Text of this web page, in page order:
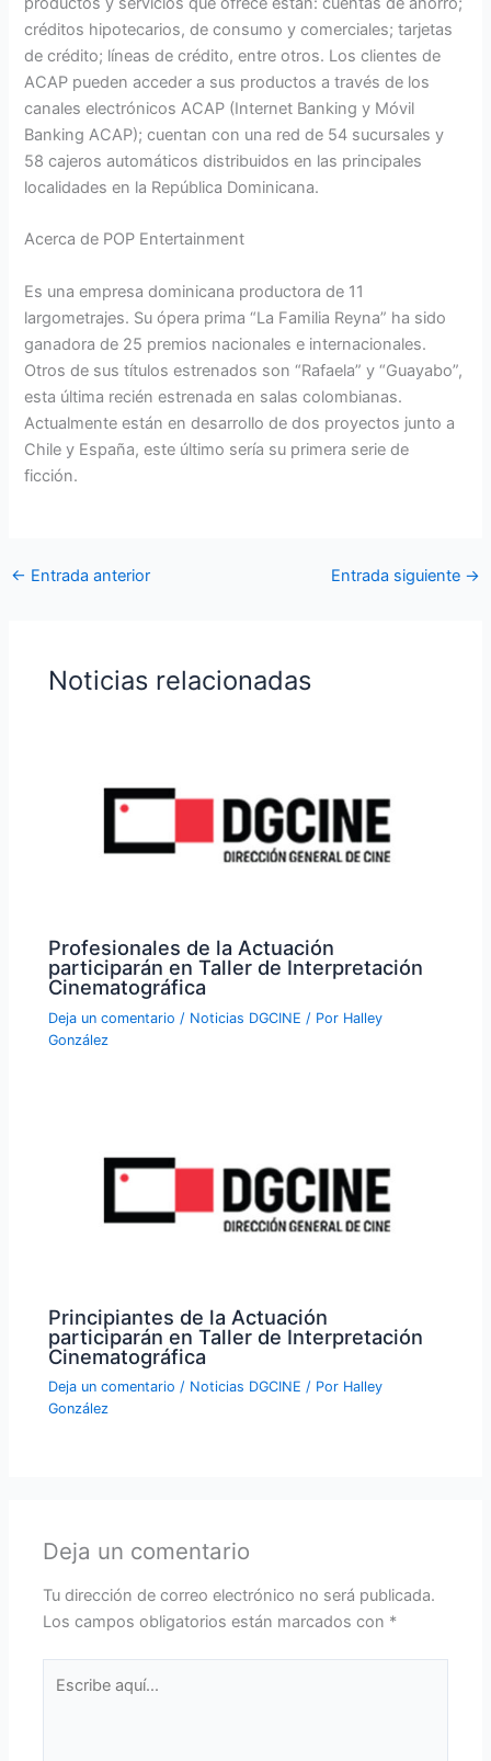
créditos hipotecarios, de consumo y comerciales; tarjetas
de crédito; líneas de crédito, entre otros. Los clientes de
ACAP pueden acceder a sus productos a través de los
canales electrónicos ACAP (Internet Banking y Móvil
Banking ACAP); cuentan con una red de 54 sucursales y
58 cajeros automáticos distribuidos en las principales
localidades en la República Dominicana.
Acerca de POP Entertainment
Es una empresa dominicana productora de 11
largometrajes. Su ópera prima “La Familia Reyna” ha sido
ganadora de 25 premios nacionales e internacionales.
Otros de sus títulos estrenados son “Rafaela” y “Guayabo”,
esta última recién estrenada en salas colombianas.
Actualmente están en desarrollo de dos proyectos junto a
Chile y España, este último sería su primera serie de
ficción.
← Entrada anterior Entrada siguiente →
Noticias relacionadas
Profesionales de la Actuación
participarán en Taller de Interpretación
Cinematográfica
Deja un comentario / Noticias DGCINE / Por Halley
González
Principiantes de la Actuación
participarán en Taller de Interpretación
Cinematográfica
Deja un comentario / Noticias DGCINE / Por Halley
González
Deja un comentario
Tu dirección de correo electrónico no será publicada.
Los campos obligatorios están marcados con *
aquí...